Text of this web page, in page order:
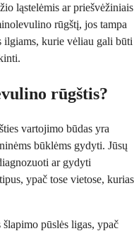
ląstelėmis ar priešvėžiniais
rūgštį, jos tampa
ilgiams, kurie vėliau gali būti
rūgštis?
vartojimo būdas yra
būklėms gydyti. Jūsų
ar gydyti
ypač tose vietose, kurias
pūslės ligas, ypač